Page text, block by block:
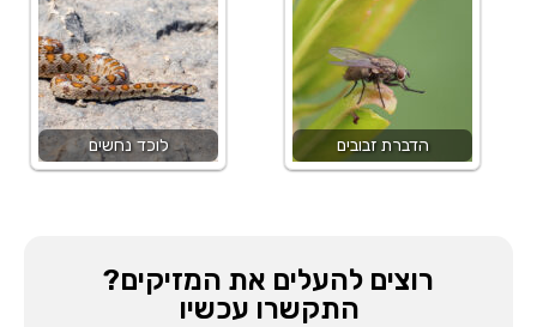
הדברת זבובים לוכד נחשים
רוצים להעלים את המזיקים?
התקשרו עכשיו